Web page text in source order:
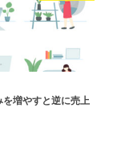
を増やすと逆に売上